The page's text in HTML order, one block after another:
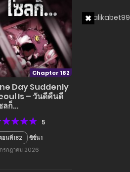
Chapter 182
Day Suddenly
Is – วันดีคืนดี
ลก็…
5
อนที่ 182
ซีซั่น 1
รกฎาคม 2026